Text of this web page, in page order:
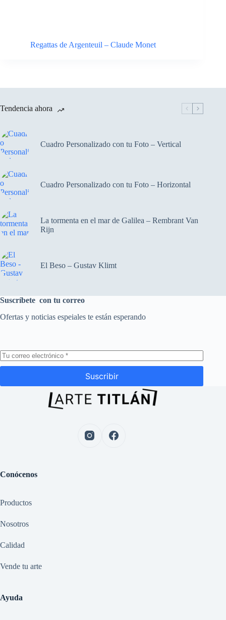
Regattas de Argenteuil – Claude Monet
Tendencia ahora
Cuadro Personalizado con tu Foto – Vertical
Cuadro Personalizado con tu Foto – Horizontal
La tormenta en el mar de Galilea – Rembrant Van
Rijn
El Beso – Gustav Klimt
Suscríbete con tu correo
Ofertas y noticias espeiales te están esperando
Suscribir
Conócenos
Productos
Nosotros
Calidad
Vende tu arte
Ayuda